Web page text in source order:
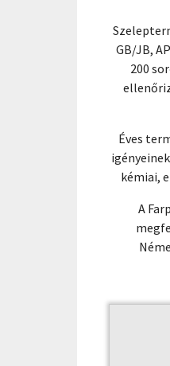
GB/JB,
200
Éves
kémiai,
A